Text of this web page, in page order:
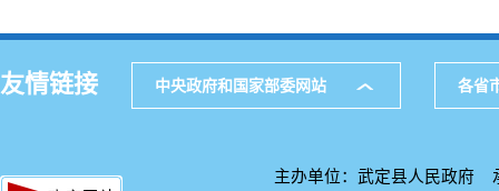
友情链接 中央政府和国家部委网站 各省
主办单位：武定县人民政府